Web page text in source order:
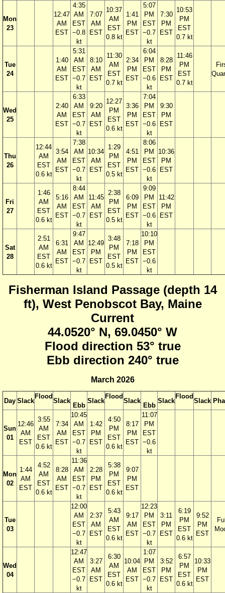
Mon
23
12:47
AM
EST
4:35
AM
EST
−0.8
kt
7:07
AM
EST
10:37
AM
EST
0.8 kt
1:41
PM
EST
5:07
PM
EST
−0.7
kt
7:30
PM
EST
10:53
PM
EST
0.7 kt
Tue
24
1:40
AM
EST
5:31
AM
EST
−0.7
kt
8:10
AM
EST
11:30
AM
EST
0.7 kt
2:34
PM
EST
6:04
PM
EST
−0.6
kt
8:28
PM
EST
11:46
PM
EST
0.7 kt
Wed
25
2:40
AM
EST
6:33
AM
EST
−0.7
kt
9:20
AM
EST
12:27
PM
EST
0.6 kt
3:36
PM
EST
7:04
PM
EST
−0.6
kt
9:30
PM
EST
Thu
26
12:44
AM
EST
0.6 kt
3:54
AM
EST
7:38
AM
EST
−0.7
kt
10:34
AM
EST
1:29
PM
EST
0.5 kt
4:51
PM
EST
8:06
PM
EST
−0.6
kt
10:36
PM
EST
Fri
27
1:46
AM
EST
0.6 kt
5:16
AM
EST
8:44
AM
EST
−0.7
kt
11:45
AM
EST
2:38
PM
EST
0.5 kt
6:09
PM
EST
9:09
PM
EST
−0.6
kt
11:42
PM
EST
Sat
28
2:51
AM
EST
0.6 kt
6:31
AM
EST
9:47
AM
EST
−0.7
kt
12:49
PM
EST
3:48
PM
EST
0.5 kt
7:18
PM
EST
10:10
PM
EST
−0.6
kt
Fisherman Island Passage (depth 14
ft), West Penobscot Bay, Maine
Current
44.0520° N, 69.0450° W
Flood direction 53° true
Ebb direction 240° true
March 2026
Day Slack
Flood
Slack
Ebb
Slack
Flood
Slack
Ebb
Slack
Flood
Slack
Sun
01
12:46
AM
EST
3:55
AM
EST
0.6 kt
7:34
AM
EST
10:45
AM
EST
−0.7
kt
1:42
PM
EST
4:50
PM
EST
0.6 kt
8:17
PM
EST
11:07
PM
EST
−0.6
kt
Mon
02
1:44
AM
EST
4:52
AM
EST
0.6 kt
8:28
AM
EST
11:36
AM
EST
−0.7
kt
2:28
PM
EST
5:38
PM
EST
0.6 kt
9:07
PM
EST
Tue
03
12:00
AM
EST
−0.7
kt
2:37
AM
EST
5:43
AM
EST
0.6 kt
9:17
AM
EST
12:23
PM
EST
−0.7
kt
3:11
PM
EST
6:19
PM
EST
0.6 kt
9:52
PM
EST
Wed
04
12:47
AM
EST
−0.7
kt
3:27
AM
EST
6:30
AM
EST
0.6 kt
10:04
AM
EST
1:07
PM
EST
−0.7
kt
3:52
PM
EST
6:57
PM
EST
0.6 kt
10:33
PM
EST